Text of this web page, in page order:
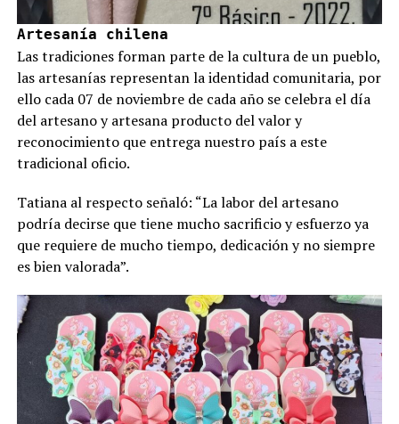
Artesanía chilena
Las tradiciones forman parte de la cultura de un pueblo,
las artesanías representan la identidad comunitaria, por
ello cada 07 de noviembre de cada año se celebra el día
del artesano y artesana producto del valor y
reconocimiento que entrega nuestro país a este
tradicional oficio.
Tatiana al respecto señaló: “La labor del artesano
podría decirse que tiene mucho sacrificio y esfuerzo ya
que requiere de mucho tiempo, dedicación y no siempre
es bien valorada”.